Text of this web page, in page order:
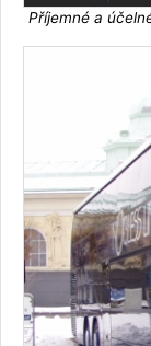
Příjemné a